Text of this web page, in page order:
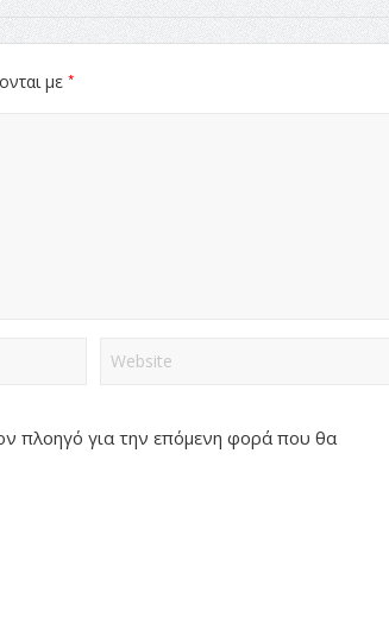
με *
πλοηγό για την επόμενη φορά που θα